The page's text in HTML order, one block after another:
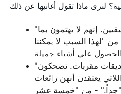
"هذا نخب لأصدقائي الحقيقيين. إنهم لا يهتمون بما
"لهذا السبب لا يمكننا
"وسرعان ما تصبحن صديقات مقربات. تضحكون
يعتقدن أنهن رائعات
جداً." - من "خمسة عشر"